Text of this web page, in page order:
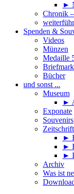
►
Chronik
Spenden &
Videos
Münzen
Medaille
Bücher
und sonst ...
Museum
►
Exponate
Souvenirs
►
►
►
Archiv
Was ist